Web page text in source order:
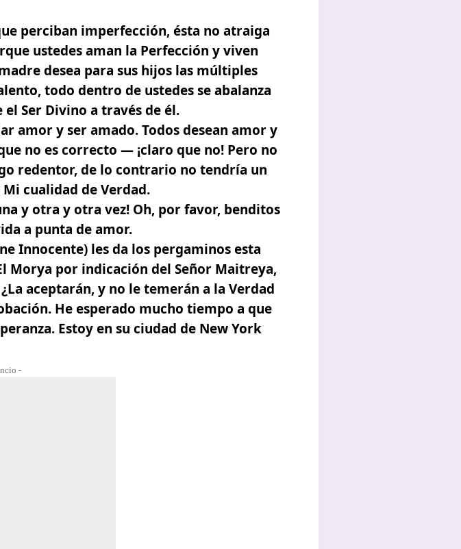
perciban imperfección, ésta no atraiga
ustedes aman la Perfección y viven
desea para sus hijos las múltiples
todo dentro de ustedes se abalanza
Ser Divino a través de él.
amor y ser amado. Todos desean amor y
no es correcto — ¡claro que no! Pero no
redentor, de lo contrario no tendría un
cualidad de Verdad.
y otra y otra vez! Oh, por favor, benditos
a punta de amor.
Innocente) les da los pergaminos esta
Morya por indicación del Señor Maitreya,
aceptarán, y no le temerán a la Verdad
He esperado mucho tiempo a que
Estoy en su ciudad de New York
-